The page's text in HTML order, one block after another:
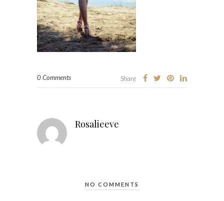
0 Comments Share
Rosalieeve
NO COMMENTS